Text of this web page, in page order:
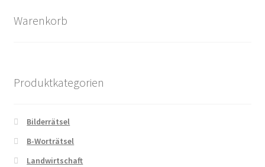
Warenkorb
Produktkategorien
Bilderrätsel
B-Worträtsel
Landwirtschaft